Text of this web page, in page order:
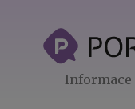
Informace